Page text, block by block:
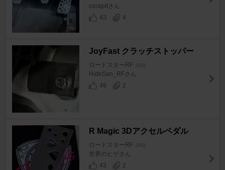
cockpitさん
43
4
JoyFast クラッチストッパー
ロードスターRF [ND]
HideSan_RFさん
49
2
R Magic 3Dアクセルペダル
ロードスターRF [ND]
世界のヒゲさん
43
2